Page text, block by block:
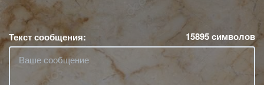
Текст сообщения: 15895символов